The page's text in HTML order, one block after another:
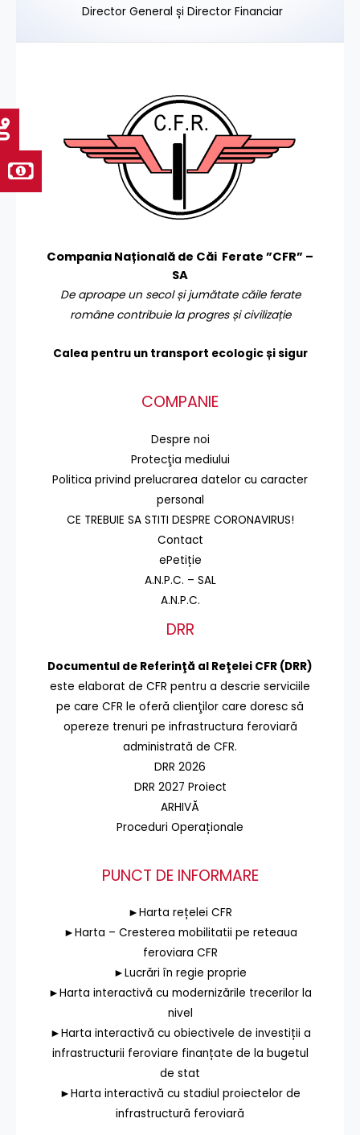
Director General și Director Financiar
Compania Națională de Căi Ferate ”CFR” –
SA
De aproape un secol și jumătate căile ferate
române contribuie la progres și civilizație
Calea pentru un transport ecologic și sigur
COMPANIE
Despre noi
Protecţia mediului
Politica privind prelucrarea datelor cu caracter
personal
CE TREBUIE SA STITI DESPRE CORONAVIRUS!
Contact
ePetiție
A.N.P.C. – SAL
A.N.P.C.
DRR
Documentul de Referinţă al Reţelei CFR (DRR)
este elaborat de CFR pentru a descrie serviciile
pe care CFR le oferă clienţilor care doresc să
opereze trenuri pe infrastructura feroviară
administrată de CFR.
DRR 2026
DRR 2027 Proiect
ARHIVĂ
Proceduri Operaționale
PUNCT DE INFORMARE
►Harta rețelei CFR
►Harta – Cresterea mobilitatii pe reteaua
feroviara CFR
►Lucrări în regie proprie
►Harta interactivă cu modernizările trecerilor la
nivel
►Harta interactivă cu obiectivele de investiții a
infrastructurii feroviare finanțate de la bugetul
de stat
►Harta interactivă cu stadiul proiectelor de
infrastructură feroviară